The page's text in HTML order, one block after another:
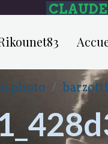
photo barzotti